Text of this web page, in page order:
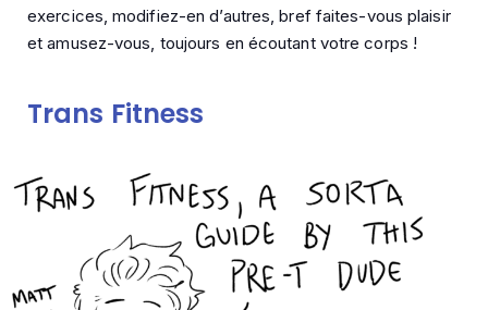
exercices, modifiez-en d’autres, bref faites-vous plaisir
et amusez-vous, toujours en écoutant votre corps !
Trans Fitness